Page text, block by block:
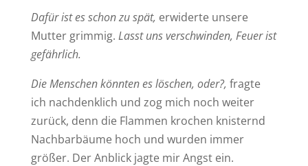
Dafür ist es schon zu spät, erwiderte unsere
Mutter grimmig. Lasst uns verschwinden, Feuer ist
gefährlich.
Die Menschen könnten es löschen, oder?, fragte
ich nachdenklich und zog mich noch weiter
zurück, denn die Flammen krochen knisternd
Nachbarbäume hoch und wurden immer
größer. Der Anblick jagte mir Angst ein.